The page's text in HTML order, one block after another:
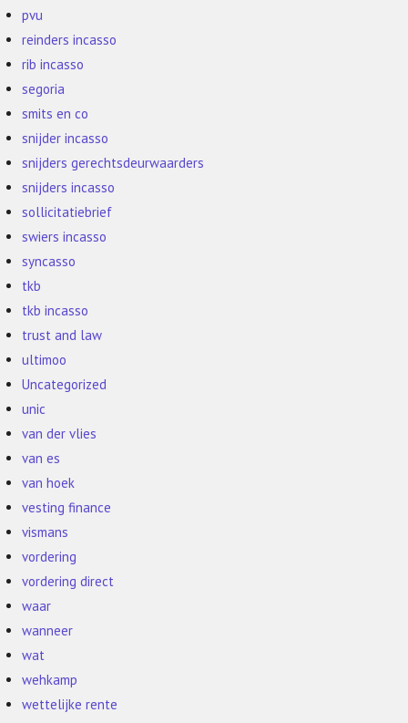
pvu
reinders incasso
rib incasso
segoria
smits en co
snijder incasso
snijders gerechtsdeurwaarders
snijders incasso
sollicitatiebrief
swiers incasso
syncasso
tkb
tkb incasso
trust and law
ultimoo
Uncategorized
unic
van der vlies
van es
van hoek
vesting finance
vismans
vordering
vordering direct
waar
wanneer
wat
wehkamp
wettelijke rente